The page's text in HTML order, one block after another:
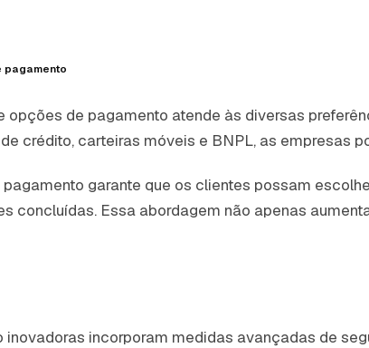
pagamento
opções de pagamento atende às diversas
crédito, carteiras móveis e BNPL, as empresas
garante que os clientes possam
concluídas. Essa abordagem não apenas
incorporam medidas avançadas de